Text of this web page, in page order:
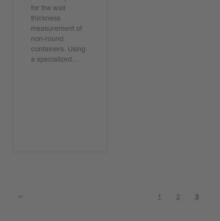
for the wall
thickness
measurement of
non-round
containers. Using
a specialized…
1 2 3